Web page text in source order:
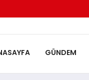
GÜNDEM